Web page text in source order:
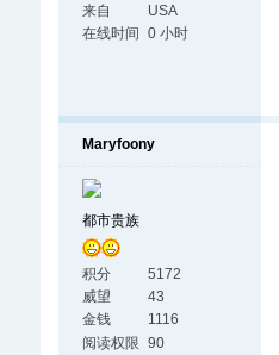
来自
USA
在线时间
0 小时
Maryfoony
都市贵族
积分
5172
威望
43
金钱
1116
阅读权限 90